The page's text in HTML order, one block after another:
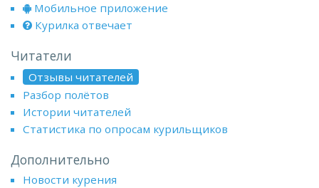
Мобильное приложение
Курилка отвечает
Читатели
Отзывы читателей
Разбор полётов
Истории читателей
Статистика по опросам курильщиков
Дополнительно
Новости курения